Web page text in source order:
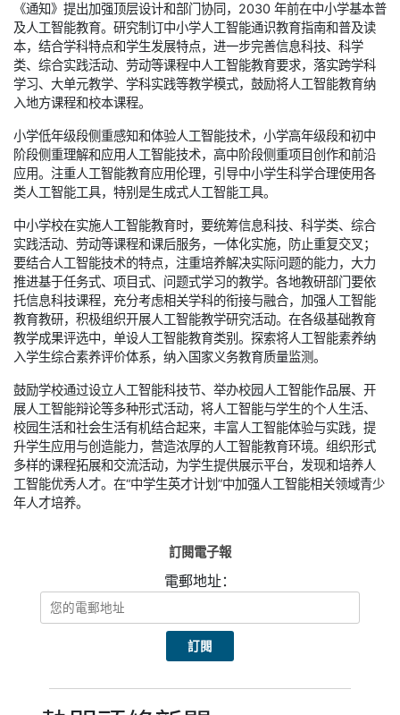
《通知》提出加强顶层设计和部门协同，2030 年前在中小学基本普
及人工智能教育。研究制订中小学人工智能通识教育指南和普及读
本，结合学科特点和学生发展特点，进一步完善信息科技、科学
类、综合实践活动、劳动等课程中人工智能教育要求，落实跨学科
学习、大单元教学、学科实践等教学模式，鼓励将人工智能教育纳
入地方课程和校本课程。
小学低年级段侧重感知和体验人工智能技术，小学高年级段和初中
阶段侧重理解和应用人工智能技术，高中阶段侧重项目创作和前沿
应用。注重人工智能教育应用伦理，引导中小学生科学合理使用各
类人工智能工具，特别是生成式人工智能工具。
中小学校在实施人工智能教育时，要统筹信息科技、科学类、综合
实践活动、劳动等课程和课后服务，一体化实施，防止重复交叉；
要结合人工智能技术的特点，注重培养解决实际问题的能力，大力
推进基于任务式、项目式、问题式学习的教学。各地教研部门要依
托信息科技课程，充分考虑相关学科的衔接与融合，加强人工智能
教育教研，积极组织开展人工智能教学研究活动。在各级基础教育
教学成果评选中，单设人工智能教育类别。探索将人工智能素养纳
入学生综合素养评价体系，纳入国家义务教育质量监测。
鼓励学校通过设立人工智能科技节、举办校园人工智能作品展、开
展人工智能辩论等多种形式活动，将人工智能与学生的个人生活、
校园生活和社会生活有机结合起来，丰富人工智能体验与实践，提
升学生应用与创造能力，营造浓厚的人工智能教育环境。组织形式
多样的课程拓展和交流活动，为学生提供展示平台，发现和培养人
工智能优秀人才。在“中学生英才计划”中加强人工智能相关领域青少
年人才培养。
訂閱電子報
電郵地址：